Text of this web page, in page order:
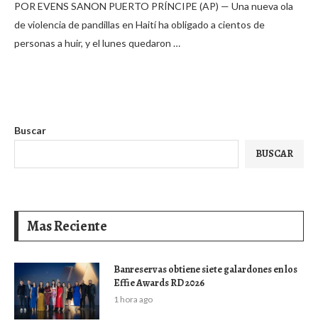
POR EVENS SANON PUERTO PRÍNCIPE (AP) — Una nueva ola
de violencia de pandillas en Haití ha obligado a cientos de
personas a huir, y el lunes quedaron …
Buscar
BUSCAR
Mas Reciente
Banreservas obtiene siete galardones en los
Effie Awards RD 2026
1 hora ago